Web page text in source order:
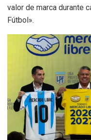
valor de marca durante
Fútbol».